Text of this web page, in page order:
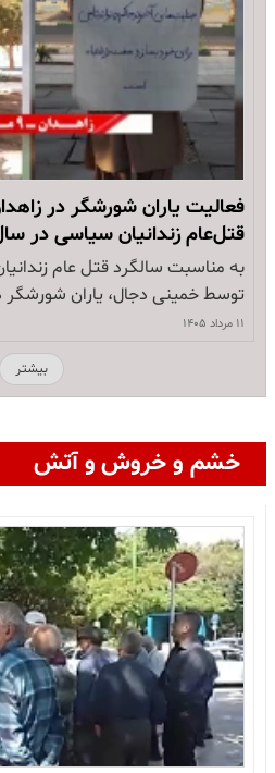
فعالیت یاران شورشگر در
قتل‌عام زندانیان سیاسی در سال
توسط خمینی دجال، یاران شورشگر
اعتراضی را در سطح شهر بالا
قتل عام تا سرنگونی رژیم آخوندی
یاران شورشگر: از پیامهای برادر
تاریخ…
۱۱ مرداد ۱۴۰۵
بیشتر
خشم و خروش و آتش